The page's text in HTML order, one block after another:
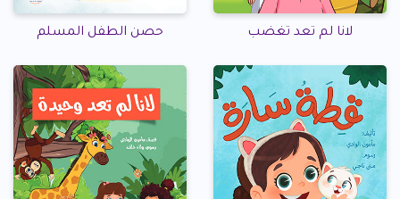
لانا لم تعد تغضب حصن الطفل المسلم